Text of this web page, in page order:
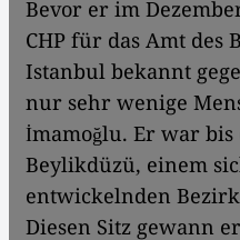
Bevor er im
CHP für das Amt des
Istanbul bekannt
nur sehr wenige
İmamoğlu. Er war
Beylikdüzü, einem
entwickelnden
Diesen Sitz gewann